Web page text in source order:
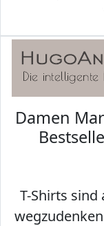
Damen
T-Shirts